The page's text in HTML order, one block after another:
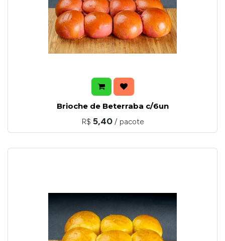
Brioche de Beterraba c/6un
R$ 5,40 / pacote